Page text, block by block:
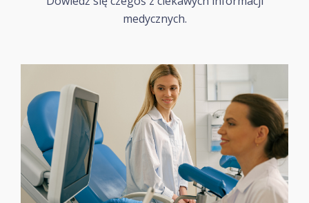
medycznych.